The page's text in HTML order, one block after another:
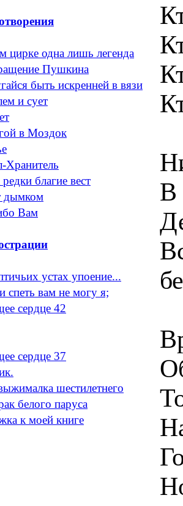
цирке одна лишь легенда
Пушкина
быть искренней в вязи
и сует
в Моздок
Хранитель
благие вест
дымком
Вам
устах упоение...
спеть вам не могу я;
сердце 42
сердце 37
шестилетнего
белого паруса
к моей книге
В